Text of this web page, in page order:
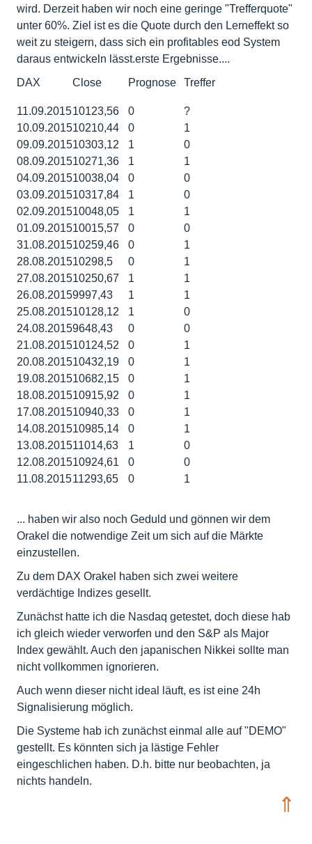
wird. Derzeit haben wir noch eine geringe "Trefferquote"
unter 60%. Ziel ist es die Quote durch den Lerneffekt so
weit zu steigern, dass sich ein profitables eod System
daraus entwickeln lässt.erste Ergebnisse....
DAX
Close Prognose Treffer
11.09.201510123,56 0
?
10.09.201510210,44 0
1
09.09.201510303,12 1
0
08.09.201510271,36 1
1
04.09.201510038,04 0
0
03.09.201510317,84 1
0
02.09.201510048,05 1
1
01.09.201510015,57 0
0
31.08.201510259,46 0
1
28.08.201510298,5 0
1
27.08.201510250,67 1
1
26.08.20159997,43 1
1
25.08.201510128,12 1
0
24.08.20159648,43 0
0
21.08.201510124,52 0
1
20.08.201510432,19 0
1
19.08.201510682,15 0
1
18.08.201510915,92 0
1
17.08.201510940,33 0
1
14.08.201510985,14 0
1
13.08.201511014,63 1
0
12.08.201510924,61 0
0
11.08.201511293,65 0 1
... haben wir also noch Geduld und gönnen wir dem
Orakel die notwendige Zeit um sich auf die Märkte
einzustellen.
Zu dem DAX Orakel haben sich zwei weitere
verdächtige Indizes gesellt.
Zunächst hatte ich die Nasdaq getestet, doch diese hab
ich gleich wieder verworfen und den S&P als Major
Index gewählt. Auch den japanischen Nikkei sollte man
nicht vollkommen ignorieren.
Auch wenn dieser nicht ideal läuft, es ist eine 24h
Signalisierung möglich.
Die Systeme hab ich zunächst einmal alle auf "DEMO"
gestellt. Es könnten sich ja lästige Fehler
eingeschlichen haben. D.h. bitte nur beobachten, ja
nichts handeln.
⇑